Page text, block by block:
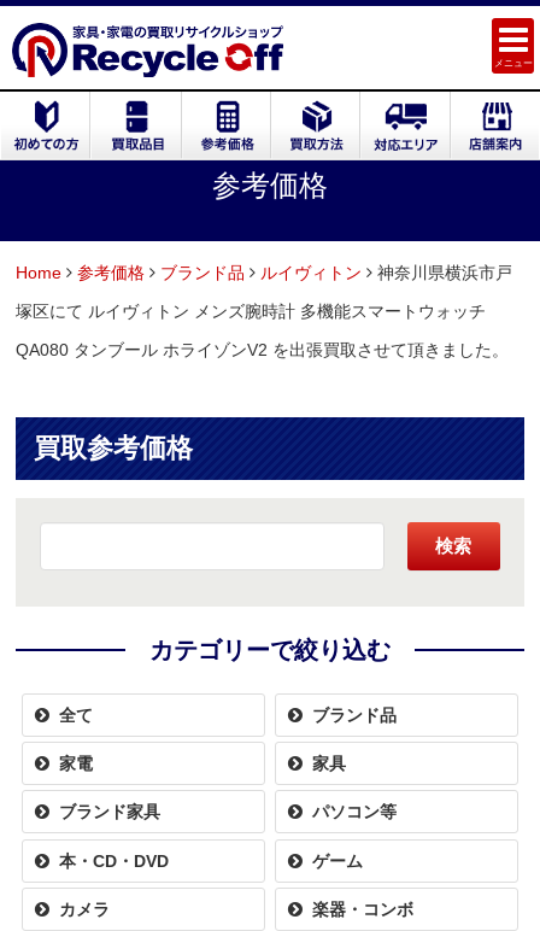
メニュー
参考価格
Home 参考価格 ブランド品 ルイヴィトン
神奈川県横浜市戸
塚区にて ルイヴィトン メンズ腕時計 多機能スマートウォッチ
QA080 タンブール ホライゾンV2 を出張買取させて頂きました。
買取参考価格
検索
カテゴリーで絞り込む
全て ブランド品
家電 家具
ブランド家具 パソコン等
本・CD・DVD ゲーム
カメラ 楽器・コンボ